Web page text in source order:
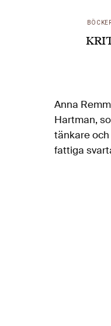
Anna
Hartman,
tänkare
fattiga